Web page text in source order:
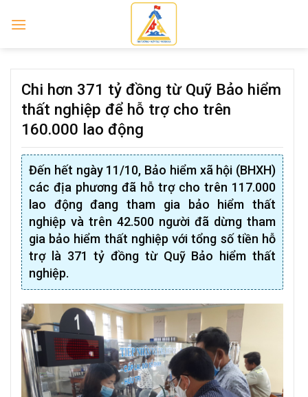
Chi hơn 371 tỷ đồng từ Quỹ Bảo hiểm
thất nghiệp để hỗ trợ cho trên
160.000 lao động
Đến hết ngày 11/10, Bảo hiểm xã hội (BHXH)
các địa phương đã hỗ trợ cho trên 117.000
lao động đang tham gia bảo hiểm thất
nghiệp và trên 42.500 người đã dừng tham
gia bảo hiểm thất nghiệp với tổng số tiền hỗ
trợ là 371 tỷ đồng từ Quỹ Bảo hiểm thất
nghiệp.